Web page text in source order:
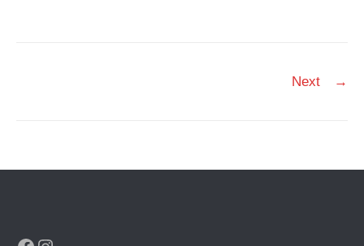
Next →
Facebook